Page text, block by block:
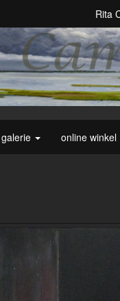
Rita
galerie online winkel